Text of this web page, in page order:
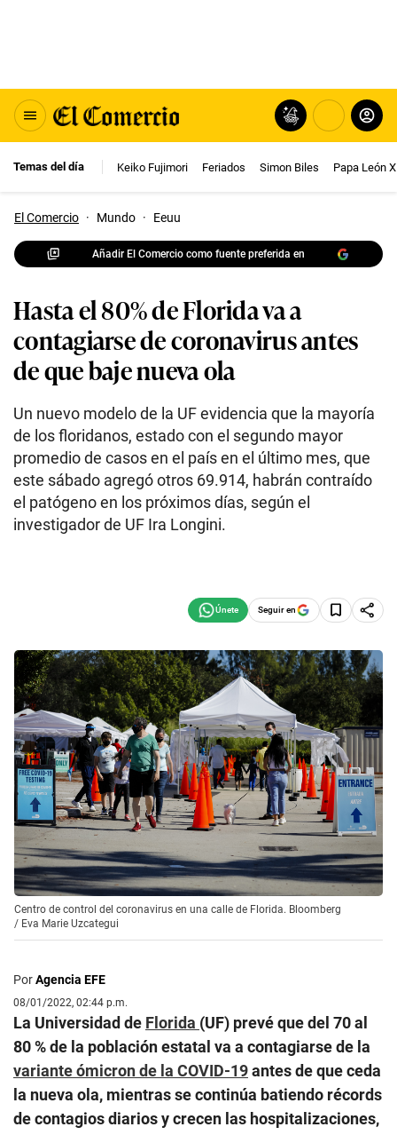
Temas del día Keiko Fujimori Feriados Simon Biles Papa León
El Comercio · Mundo · Eeuu
Añadir El Comercio como fuente preferida en
Hasta el 80% de Florida va a
contagiarse de coronavirus antes
de que baje nueva ola
Un nuevo modelo de la UF evidencia que la mayoría
de los floridanos, estado con el segundo mayor
promedio de casos en el país en el último mes, que
este sábado agregó otros 69.914, habrán contraído
el patógeno en los próximos días, según el
investigador de UF Ira Longini.
Seguir en
Centro de control del coronavirus en una calle de Florida. Bloomberg
/ Eva Marie Uzcategui
PorAgencia EFE
08/01/2022, 02:44 p.m.
La Universidad de Florida (UF) prevé que del 70 al
80 % de la población estatal va a contagiarse de la
variante ómicron de la COVID-19antes de que ceda
la nueva ola, mientras se continúa batiendo récords
de contagios diarios y crecen las hospitalizaciones,